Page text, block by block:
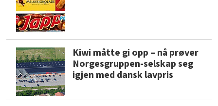
Kiwi måtte gi opp – nå prøver
Norgesgruppen-selskap seg
igjen med dansk lavpris